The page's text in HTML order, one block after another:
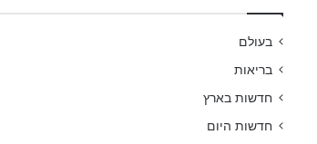
בעולם
בריאות
חדשות בארץ
חדשות היום